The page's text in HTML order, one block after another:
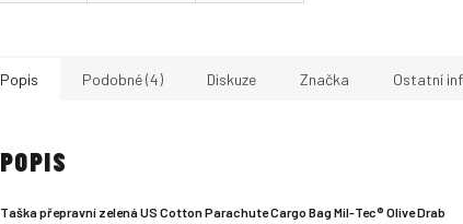
Popis Podobné (4) Diskuze Značka Ostatní
POPIS
Taška přepravní zelená US Cotton Parachute Cargo Bag Mil-Tec® Olive Drab